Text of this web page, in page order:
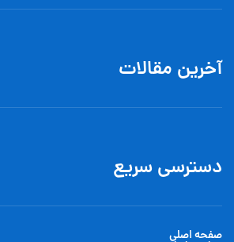
آخرین مقالات
دسترسی سریع
صفحه اصلی